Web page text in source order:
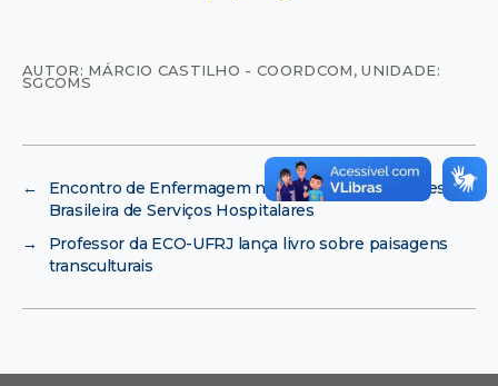
AUTOR: MÁRCIO CASTILHO - COORDCOM,UNIDADE:
SGCOMS
←
Encontro de Enfermagem na UFRJ discute Empresa
Brasileira de Serviços Hospitalares
→
Professor da ECO-UFRJ lança livro sobre paisagens
transculturais